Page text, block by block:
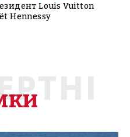
Louis Vuitton
Hennessy